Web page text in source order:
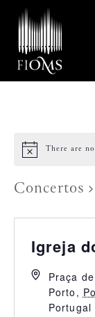
There are
Concertos
Igreja
Praça
Porto ,
Portugal